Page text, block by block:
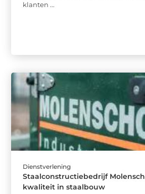
klanten ...
Dienstverlening
Staalconstructiebedrijf
kwaliteit in staalbouw